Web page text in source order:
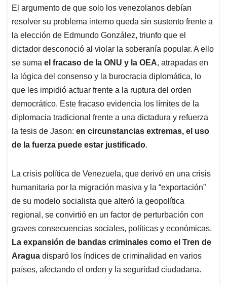
El argumento de que solo los venezolanos debían
resolver su problema interno queda sin sustento frente a
la elección de Edmundo González, triunfo que el
dictador desconoció al violar la soberanía popular. A ello
se suma el fracaso de la ONU y la OEA, atrapadas en
la lógica del consenso y la burocracia diplomática, lo
que les impidió actuar frente a la ruptura del orden
democrático. Este fracaso evidencia los límites de la
diplomacia tradicional frente a una dictadura y refuerza
la tesis de Jason: en circunstancias extremas, el uso
de la fuerza puede estar justificado.
La crisis política de Venezuela, que derivó en una crisis
humanitaria por la migración masiva y la “exportación”
de su modelo socialista que alteró la geopolítica
regional, se convirtió en un factor de perturbación con
graves consecuencias sociales, políticas y económicas.
La expansión de bandas criminales como el Tren de
Aragua disparó los índices de criminalidad en varios
países, afectando el orden y la seguridad ciudadana.